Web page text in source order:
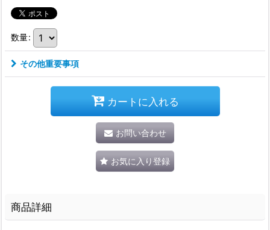
数量:
その他重要事項
カートに入れる
お問い合わせ
お気に入り登録
商品詳細